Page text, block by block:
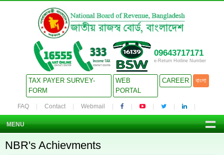
09643717171
e-Return Hotline Number
TAX PAYER SURVEY-
FORM
WEB
PORTAL
CAREER বাংলা
FAQ Contact Webmail
MENU
NBR's Achievments